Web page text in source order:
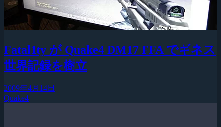
Fatal1ty が Quake4 DM17 FFA でギネス
世界記録を樹立
2009年4月14日
Quake4